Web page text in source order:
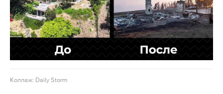
Коллаж: Daily Storm